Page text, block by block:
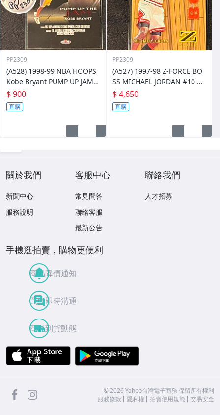
PP2309
(A528) 1998-99 NBA HOOPS
Kobe Bryant PUMP UP JAME
4 of 10 PJ
$ 900
直購
PP2309
(A527) 1997-98 Z-FORCE BO
SS MICHAEL JORDAN #10 of
20B
$ 4,650
直購
關於我們
新聞中心
服務說明
客服中心
常見問答
聯絡客服
最新公告
聯絡我們
人才招募
手機逛拍賣，購物更便利
商品降價通知
買賣即時溝通
商品到貨動態
APP Store
facebook ©2026 Yahoo台灣電子商務 保留所有權利
服務條款
隱私權 拍賣使用規範 交易安全